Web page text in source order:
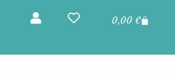
0,00 €Panier